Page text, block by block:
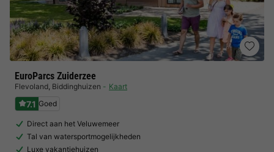
EuroParcs Zuiderzee
Flevoland, Biddinghuizen Kaart
7.1 Goed
Direct aan het Veluwemeer
Tal van watersportmogelijkheden
Luxe vakantiehuizen